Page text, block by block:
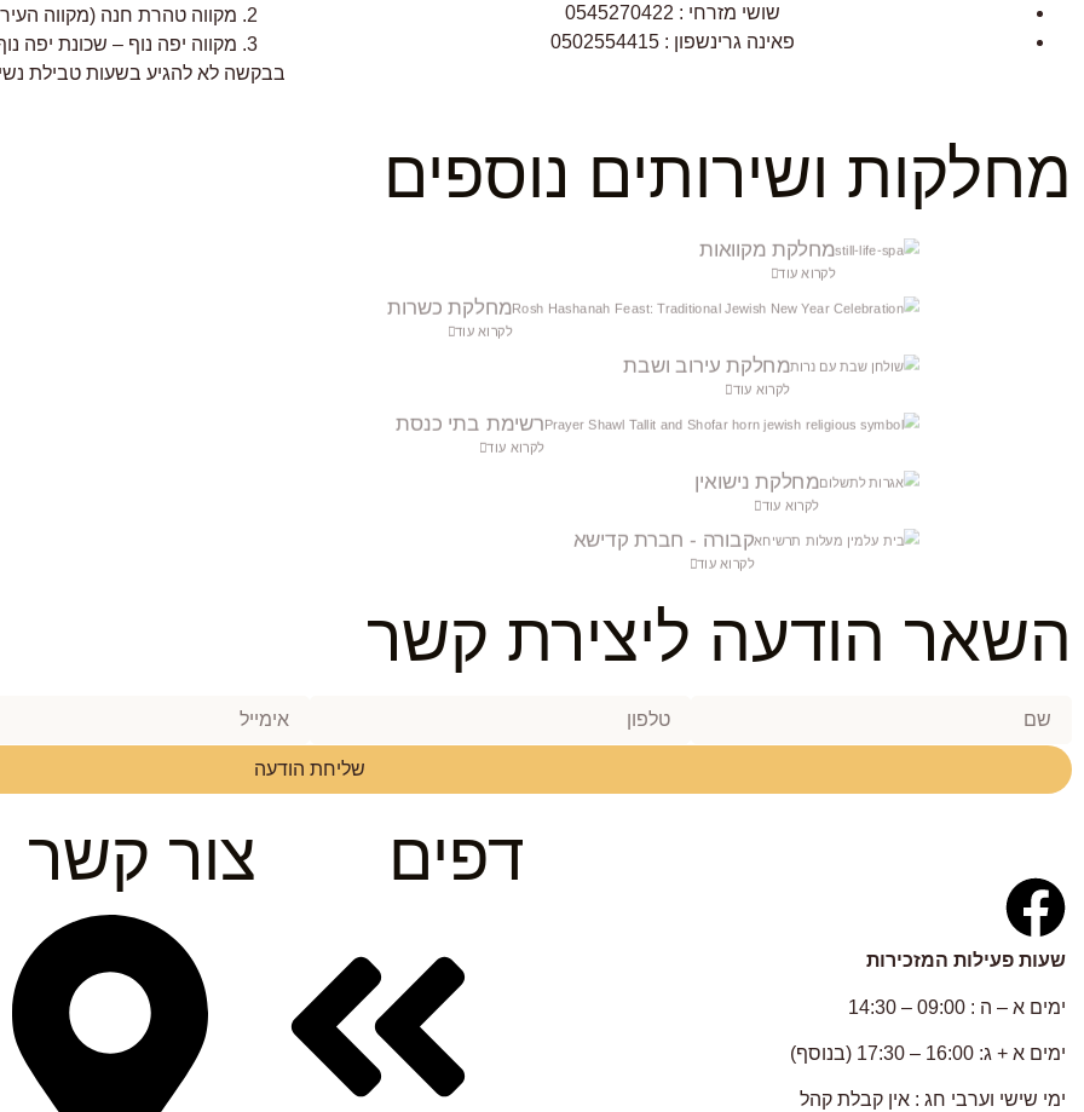
שושי מזרחי : 0545270422
פאינה גרינשפון : 0502554415
מקווה טהרת חנה (מקווה
מקווה יפה נוף – שכונת יפה
בבקשה לא להגיע בשעות טבילת
מחלקות ושירותים נוספים
מחלקת מקוואות
לקרוא עוד
מחלקת כשרות
לקרוא עוד
מחלקת עירוב ושבת
לקרוא עוד
רשימת בתי כנסת
לקרוא עוד
מחלקת נישואין
לקרוא עוד
קבורה - חברת קדישא
לקרוא עוד
השאר הודעה ליצירת קשר
שליחת הודעה
שעות פעילות המזכירות
ימים א – ה : 09:00 – 14:30
ימים א + ג: 16:00 – 17:30 (בנוסף)
ימי שישי וערבי חג : אין קבלת קהל
דפים צור קשר